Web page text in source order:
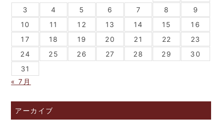
3
4 5 6 7 8
9
10
11 12 13 14 15
16
17
18 19 20 21 22
23
24
25 26 27 28 29
30
31
« 7月
アーカイブ